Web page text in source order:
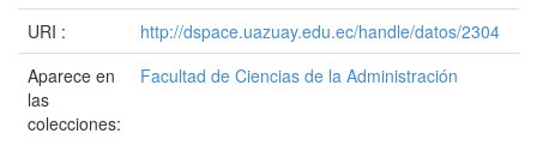
URI :
http://dspace.uazuay.edu.ec/handle/datos/2304
Aparece en
las
colecciones:
Facultad de Ciencias de la Administración